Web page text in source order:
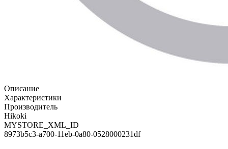
Описание
Характеристики
Производитель
Hikoki
MYSTORE_XML_ID
8973b5c3-a700-11eb-0a80-0528000231df